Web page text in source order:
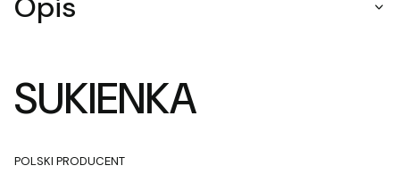
SUKIENKA
POLSKI PRODUCENT